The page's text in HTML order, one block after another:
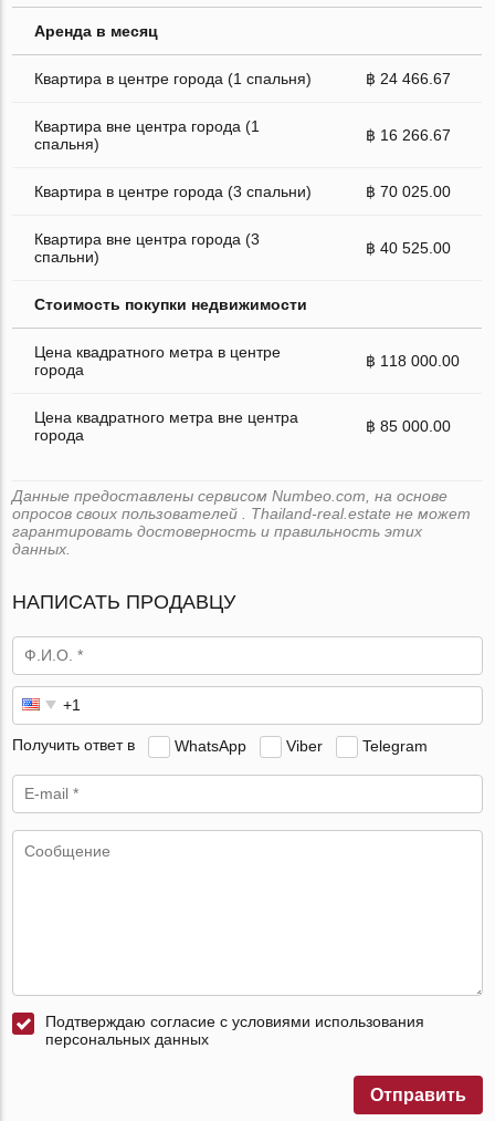
Аренда в месяц
Квартира в центре города (1 спальня) ฿ 24 466.67
Квартира вне центра города (1
спальня)
฿ 16 266.67
Квартира в центре города (3 спальни) ฿ 70 025.00
Квартира вне центра города (3
спальни)
฿ 40 525.00
Стоимость покупки недвижимости
Цена квадратного метра в центре
города
฿ 118 000.00
Цена квадратного метра вне центра
города
฿ 85 000.00
Данные предоставлены сервисом Numbeo.com, на основе
опросов своих пользователей . Thailand-real.estate не может
гарантировать достоверность и правильность этих
данных.
НАПИСАТЬ ПРОДАВЦУ
Получить ответ в WhatsApp Viber Telegram
Подтверждаю согласие с условиями использования
персональных данных
Отправить